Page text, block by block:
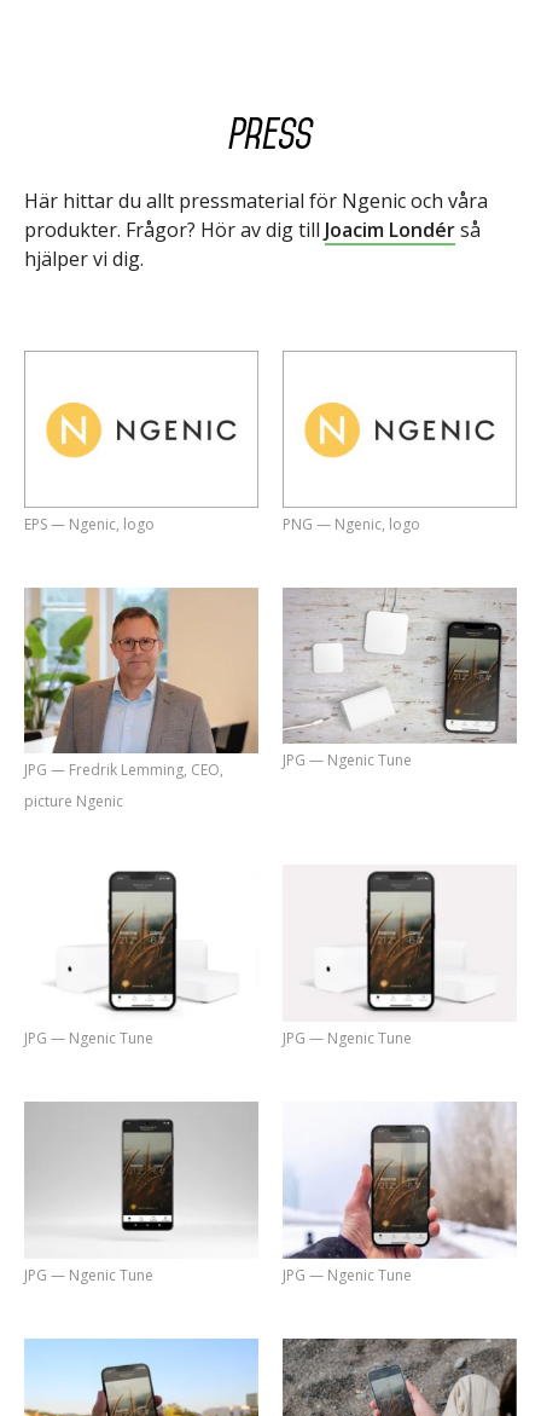
Press
Här hittar du allt pressmaterial för Ngenic och våra
produkter. Frågor? Hör av dig till Joacim Londérså
hjälper vi dig.
EPS — Ngenic, logo PNG — Ngenic, logo
JPG — Fredrik Lemming, CEO,
picture Ngenic
JPG — Ngenic Tune
JPG — Ngenic Tune JPG — Ngenic Tune
JPG — Ngenic Tune JPG — Ngenic Tune